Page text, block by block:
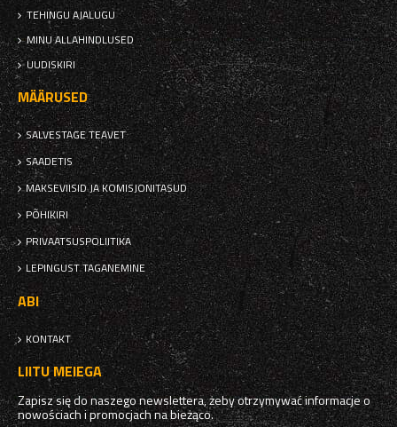
TEHINGU AJALUGU
MINU ALLAHINDLUSED
UUDISKIRI
MÄÄRUSED
SALVESTAGE TEAVET
SAADETIS
MAKSEVIISID JA KOMISJONITASUD
PÕHIKIRI
PRIVAATSUSPOLIITIKA
LEPINGUST TAGANEMINE
ABI
KONTAKT
LIITU MEIEGA
Zapisz się do naszego newslettera, żeby otrzymywać informacje o
nowościach i promocjach na bieżąco.